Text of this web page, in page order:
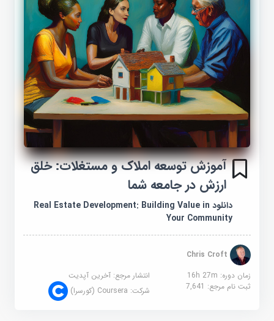
آموزش توسعه املاک و مستغلات: خلق
ارزش در جامعه شما
دانلود Real Estate Development: Building Value in
Your Community
Chris Croft
زمان دوره: 16h 27m
انتشار مرجع:آخرین آپدیت
ثبت نام مرجع:7,641 شرکت:Coursera (کورسرا)